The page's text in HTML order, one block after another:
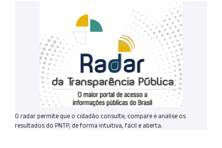
O radar permite que o cidadão consulte, compare e analise os
resultados do PNTP, de forma intuitiva, fácil e aberta.